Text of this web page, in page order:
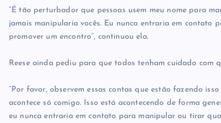
“É tão perturbador que pessoas usem meu nome para
jamais manipularia vocês. Eu nunca entraria em contato
promover um encontro”, continuou ela.
Reese ainda pediu para que todos tenham cuidado com
“Por favor, observem essas contas que estão fazendo
acontece só comigo. Isso está acontecendo de forma
eu nunca entraria em contato para manipular ou tirar